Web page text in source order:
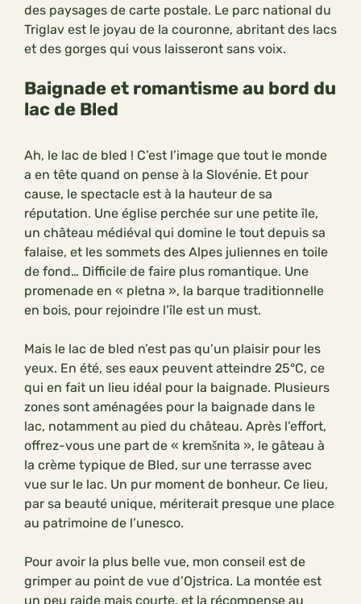
des paysages de carte postale. Le parc national du
Triglav est le joyau de la couronne, abritant des lacs
et des gorges qui vous laisseront sans voix.
Baignade et romantisme au bord du
lac de Bled
Ah, le lac de bled ! C’est l’image que tout le monde
a en tête quand on pense à la Slovénie. Et pour
cause, le spectacle est à la hauteur de sa
réputation. Une église perchée sur une petite île,
un château médiéval qui domine le tout depuis sa
falaise, et les sommets des Alpes juliennes en toile
de fond… Difficile de faire plus romantique. Une
promenade en « pletna », la barque traditionnelle
en bois, pour rejoindre l’île est un must.
Mais le lac de bled n’est pas qu’un plaisir pour les
yeux. En été, ses eaux peuvent atteindre 25°C, ce
qui en fait un lieu idéal pour la baignade. Plusieurs
zones sont aménagées pour la baignade dans le
lac, notamment au pied du château. Après l’effort,
offrez-vous une part de « kremšnita », le gâteau à
la crème typique de Bled, sur une terrasse avec
vue sur le lac. Un pur moment de bonheur. Ce lieu,
par sa beauté unique, mériterait presque une place
au patrimoine de l’unesco.
Pour avoir la plus belle vue, mon conseil est de
grimper au point de vue d’Ojstrica. La montée est
un peu raide mais courte, et la récompense au